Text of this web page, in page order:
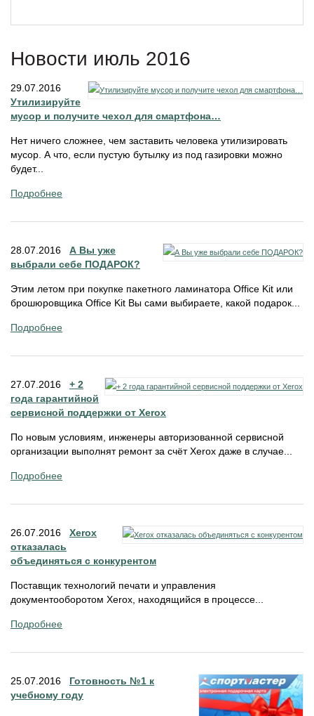
Новости июль 2016
29.07.2016
Утилизируйте
мусор и получите чехол для смартфона…
Нет ничего сложнее, чем заставить человека утилизировать
мусор. А что, если пустую бутылку из под газировки можно
будет...
Подробнее
28.07.2016 А Вы уже
выбрали себе ПОДАРОК?
Этим летом при покупке пакетного ламинатора Office Kit или
брошюровщика Office Kit Вы сами выбираете, какой подарок...
Подробнее
27.07.2016 + 2
года гарантийной
сервисной поддержки от Xerox
По новым условиям, инженеры авторизованной сервисной
организации выполнят ремонт за счёт Xerox даже в случае...
Подробнее
26.07.2016 Xerox
отказалась
объединяться с конкурентом
Поставщик технологий печати и управления
документооборотом Xerox, находящийся в процессе...
Подробнее
25.07.2016 Готовность №1 к
учебному году